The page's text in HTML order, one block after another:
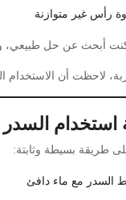
رأس غير متوازنة
كنت أبحث عن حل طبيعي،
لاحظت أن
السدر خلال
طريقة بسيطة وثابتة:
السدر مع ماء دافئ